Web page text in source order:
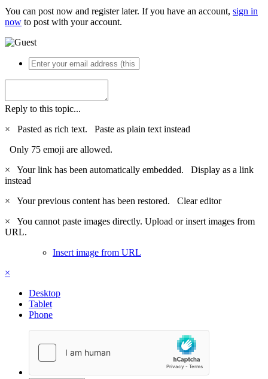
You can post now and register later. If you have an account, sign in
now to post with your account.
Reply to this topic...
×
Pasted as rich text. Paste as plain text instead
Only 75 emoji are allowed.
×
Your link has been automatically embedded. Display as a link
instead
×
Your previous content has been restored. Clear editor
×
You cannot paste images directly. Upload or insert images from
URL.
Insert image from URL
×
Desktop
Tablet
Phone